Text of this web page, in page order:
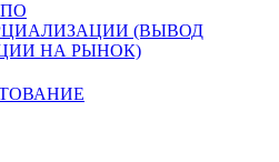
(ВЫВОД
НА РЫНОК)